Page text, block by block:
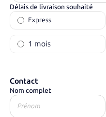
Délais de livraison souhaité
Express
1 mois
Contact
Nom complet